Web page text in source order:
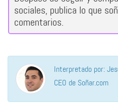
sociales, publica lo que
comentarios.
Interpretado por:
CEO de Soñar.com